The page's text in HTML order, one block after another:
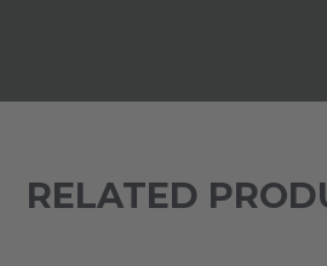
RELATED